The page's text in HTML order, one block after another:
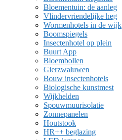
Bloementuin: de aanleg
Vlindervriendelijke heg
Wormenhotels in de wijk
Boomspiegels
Insectenhotel op plein
Buurt App
Bloembollen
Gierzwaluwen
Bouw insectenhotels
Biologische kunstmest
Wijkhelden
Spouwmuurisolatie
Zonnepanelen
Houtstook
HR++ beglazing